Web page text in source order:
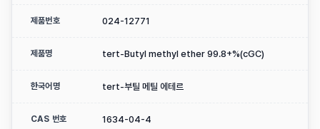
제품번호 024-12771
제품명 tert-Butyl methyl ether 99.8+%(cGC)
한국어명 tert-부틸 메틸 에테르
CAS 번호 1634-04-4